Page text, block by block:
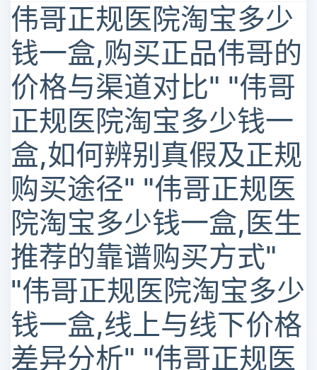
伟哥正规医院淘宝多少
钱一盒,购买正品伟哥的
价格与渠道对比" "伟哥
正规医院淘宝多少钱一
盒,如何辨别真假及正规
购买途径" "伟哥正规医
院淘宝多少钱一盒,医生
推荐的靠谱购买方式"
"伟哥正规医院淘宝多少
钱一盒,线上与线下价格
差异分析" "伟哥正规医